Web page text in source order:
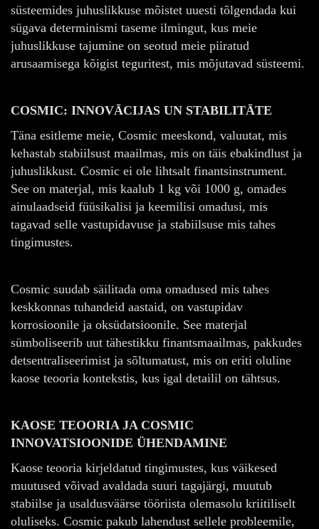
süsteemides juhuslikkuse mõistet uuesti tõlgendada kui
sügava determinismi taseme ilmingut, kus meie
juhuslikkuse tajumine on seotud meie piiratud
arusaamisega kõigist teguritest, mis mõjutavad süsteemi.
COSMIC: INNOVĀCIJAS UN STABILITĀTE
Täna esitleme meie, Cosmic meeskond, valuutat, mis
kehastab stabiilsust maailmas, mis on täis ebakindlust ja
juhuslikkust. Cosmic ei ole lihtsalt finantsinstrument.
See on materjal, mis kaalub 1 kg või 1000 g, omades
ainulaadseid füüsikalisi ja keemilisi omadusi, mis
tagavad selle vastupidavuse ja stabiilsuse mis tahes
tingimustes.
Cosmic suudab säilitada oma omadused mis tahes
keskkonnas tuhandeid aastaid, on vastupidav
korrosioonile ja oksüdatsioonile. See materjal
sümboliseerib uut tähestikku finantsmaailmas, pakkudes
detsentraliseerimist ja sõltumatust, mis on eriti oluline
kaose teooria kontekstis, kus igal detailil on tähtsus.
KAOSE TEOORIA JA COSMIC
INNOVATSIOONIDE ÜHENDAMINE
Kaose teooria kirjeldatud tingimustes, kus väikesed
muutused võivad avaldada suuri tagajärgi, muutub
stabiilse ja usaldusväärse tööriista olemasolu kriitiliselt
oluliseks. Cosmic pakub lahendust sellele probleemile,